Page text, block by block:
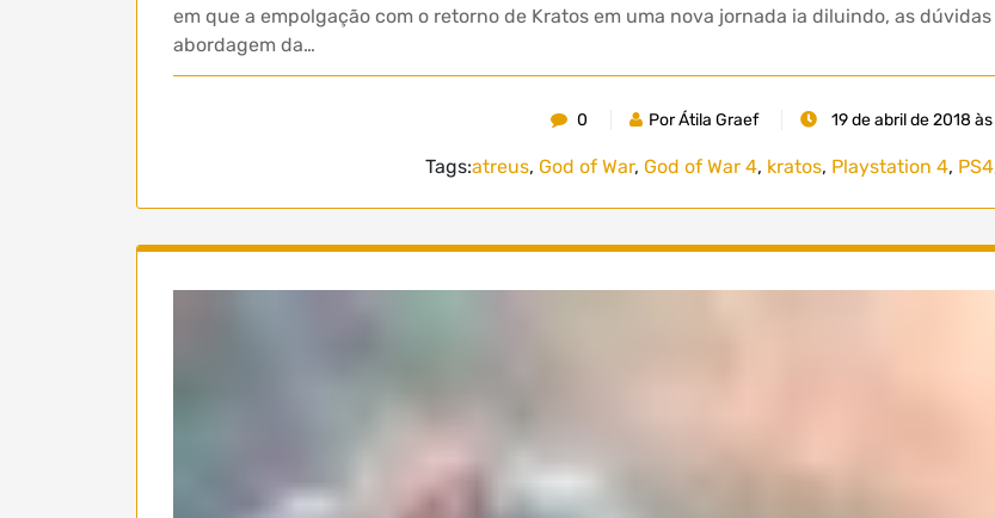
em que a empolgação com o retorno de Kratos em uma nova jornada ia diluindo, as
abordagem da…
0 Por Átila Graef 19 de abril de 2018
Tags:atreus, God of War, God of War 4, kratos, Playstation 4, PS4